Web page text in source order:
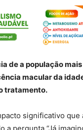
de a população
macular da
tratamento.
significativo que